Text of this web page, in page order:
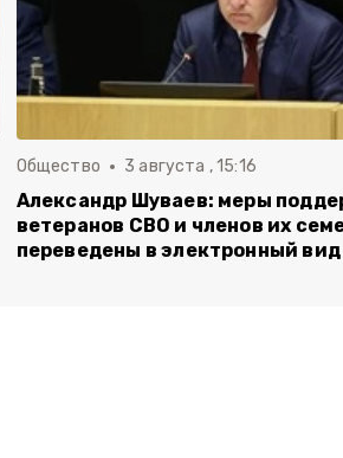
Общество 3 августа , 15:16
Александр Шуваев: меры
ветеранов СВО и членов их
переведены в электронный вид